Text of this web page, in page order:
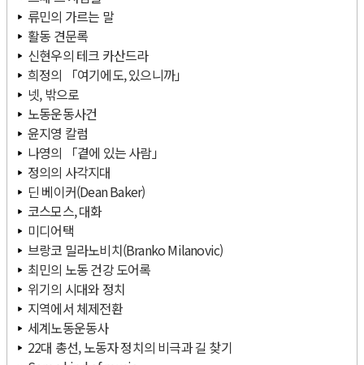
류민의 가르는 말
활동 견문록
신현우의 테크 카산드라
희정의 「여기에도, 있으니까」
넷, 밖으로
노동운동사건
윤지영 칼럼
나영의 「곁에 있는 사람」
정의의 사각지대
딘 베이커(Dean Baker)
코스모스, 대화
미디어택
브랑코 밀라노비치(Branko Milanovic)
최민의 노동 건강 도어록
위기의 시대와 정치
지역에서 체제전환
세계노동운동사
22대 총선, 노동자 정치의 비극과 길 찾기